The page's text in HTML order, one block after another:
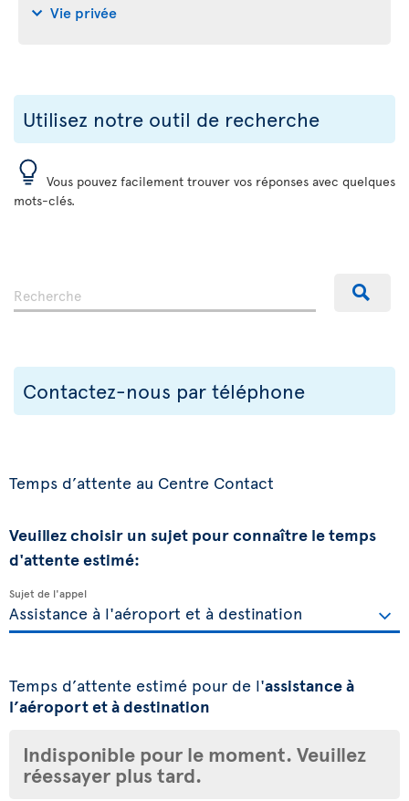
Vie privée
Utilisez notre outil de recherche
Vous pouvez facilement trouver vos réponses avec quelques
mots-clés.
Contactez-nous par téléphone
Temps d’attente au Centre Contact
Veuillez choisir un sujet pour connaître le temps
d'attente estimé:
Sujet de l'appel
Temps d’attente estimé pour de l'assistance à
l’aéroport et à destination
Indisponible pour le moment. Veuillez
réessayer plus tard.